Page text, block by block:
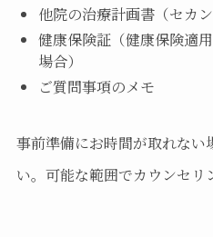
他院の治療計画書（セカ
健康保険証（健康保険適
場合）
ご質問事項のメモ
事前準備にお時間が取れない
い。可能な範囲でカウンセリ